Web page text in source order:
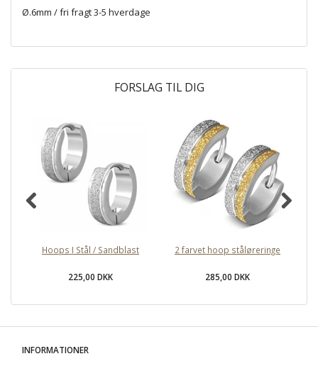
Ø.6mm / fri fragt 3-5 hverdage
FORSLAG TIL DIG
Hoops I Stål / Sandblast
225,00 DKK
2 farvet hoop ståløreringe
285,00 DKK
INFORMATIONER